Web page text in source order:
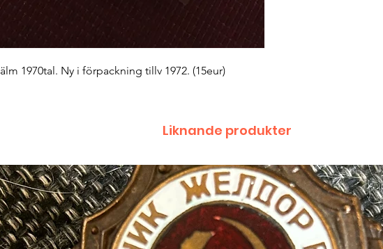
1970tal. Ny i förpackning tillv 1972. (15eur)
Liknande produkter